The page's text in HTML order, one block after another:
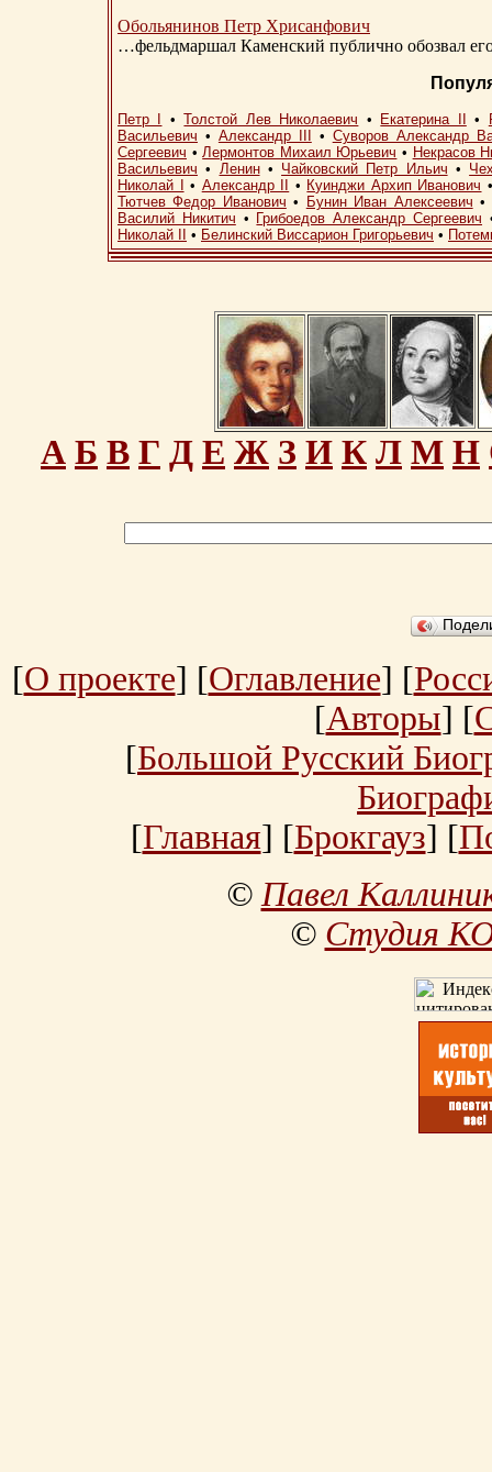
Обольянинов Петр Хрисанфович
…фельдмаршал Каменский публично обозвал
Петр I •Толстой Лев Николаевич • Екатерина II •
Васильевич • Александр III • Суворов Александр
Сергеевич •Лермонтов Михаил Юрьевич • Некрасов
Васильевич • Ленин• Чайковский Петр Ильич •
Николай I
• Александр II • Куинджи Архип Иванович
Тютчев Федор Иванович • Бунин Иван Алексеевич •
Василий Никитич • Грибоедов Александр Сергеевич
Николай II
• Белинский Виссарион Григорьевич •
А Б В Г Д Е Ж З И К Л М Н
[О проекте] [Оглавление] [
[Авторы] [
[Большой Русский
[Главная] [Брокгауз] [
©Павел
© Студия